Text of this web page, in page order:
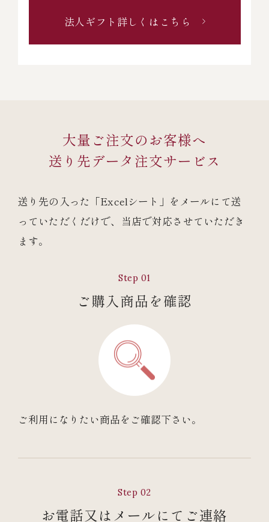
法人ギフト詳しくはこちら
大量ご注文のお客様へ
送り先データ注文サービス
送り先の入った「Excelシート」をメールにて送
っていただくだけで、
当店で対応させていただき
ます。
Step 01
ご購入商品を確認
ご利用になりたい商品をご確認下さい。
Step 02
お電話又はメールにてご連絡